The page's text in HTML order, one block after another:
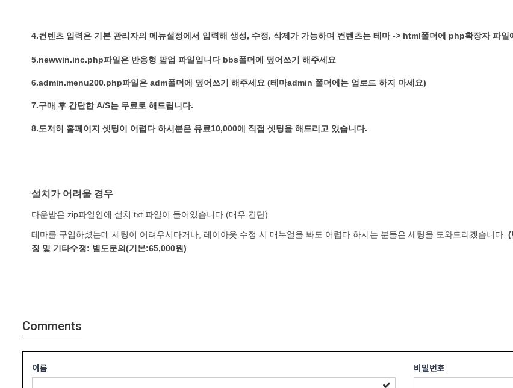
4.컨텐츠 입력은 기본 관리자의 메뉴설정에서 입력해 생성, 수정, 삭제가 가능하며 컨텐츠는 테마 -> html폴더에 php확장자 파일
5.newwin.inc.php파일은 반응형 팝업 파일입니다 bbs폴더에 덮어쓰기 해주세요
6.admin.menu200.php파일은 adm폴더에 덮어쓰기 해주세요 (테마admin 폴더에는 업로드 하지 마세요)
7.구매 후 간단한 A/S는 무료로 해드립니다.
8.도저히 홈페이지 셋팅이 어렵다 하시분은 유료10,000에 직접 셋팅을 해드리고 있습니다.
설치가 어려울 경우
다운받은 zip파일안에 설치.txt 파일이 들어있습니다 (매우 간단)
테마를 구입하셨는데 세팅이 어려우시다거나, 레이아웃 수정 시 매뉴얼을 봐도 어렵다 하시는 분들은 세팅을 도와드리겠습니다. (
징 및 기타수정: 별도문의(기본:65,000원)
Comments
이름 비밀번호